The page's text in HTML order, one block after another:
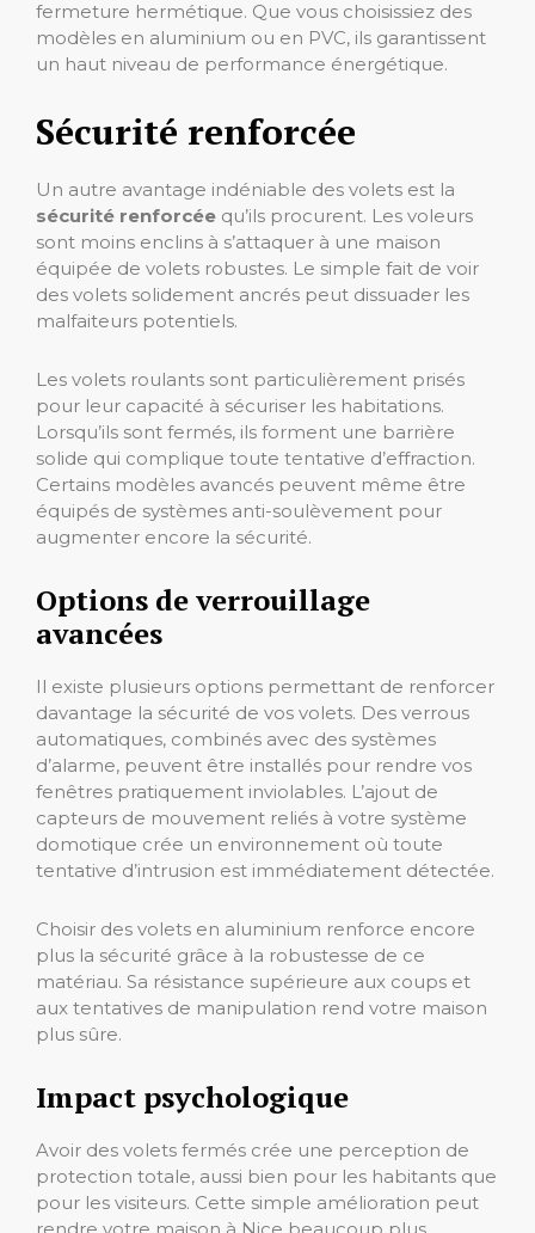
fermeture hermétique. Que vous choisissiez des
modèles en aluminium ou en PVC, ils garantissent
un haut niveau de performance énergétique.
Sécurité renforcée
Un autre avantage indéniable des volets est la
sécurité renforcée qu’ils procurent. Les voleurs
sont moins enclins à s’attaquer à une maison
équipée de volets robustes. Le simple fait de voir
des volets solidement ancrés peut dissuader les
malfaiteurs potentiels.
Les volets roulants sont particulièrement prisés
pour leur capacité à sécuriser les habitations.
Lorsqu’ils sont fermés, ils forment une barrière
solide qui complique toute tentative d’effraction.
Certains modèles avancés peuvent même être
équipés de systèmes anti-soulèvement pour
augmenter encore la sécurité.
Options de verrouillage
avancées
Il existe plusieurs options permettant de renforcer
davantage la sécurité de vos volets. Des verrous
automatiques, combinés avec des systèmes
d’alarme, peuvent être installés pour rendre vos
fenêtres pratiquement inviolables. L’ajout de
capteurs de mouvement reliés à votre système
domotique crée un environnement où toute
tentative d’intrusion est immédiatement détectée.
Choisir des volets en aluminium renforce encore
plus la sécurité grâce à la robustesse de ce
matériau. Sa résistance supérieure aux coups et
aux tentatives de manipulation rend votre maison
plus sûre.
Impact psychologique
Avoir des volets fermés crée une perception de
protection totale, aussi bien pour les habitants que
pour les visiteurs. Cette simple amélioration peut
rendre votre maison à Nice beaucoup plus